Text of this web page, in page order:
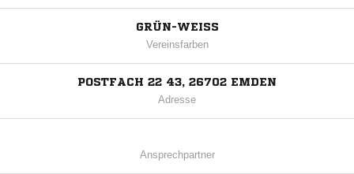
GRÜN-WEISS
Vereinsfarben
POSTFACH 22 43, 26702 EMDEN
Adresse
Ansprechpartner